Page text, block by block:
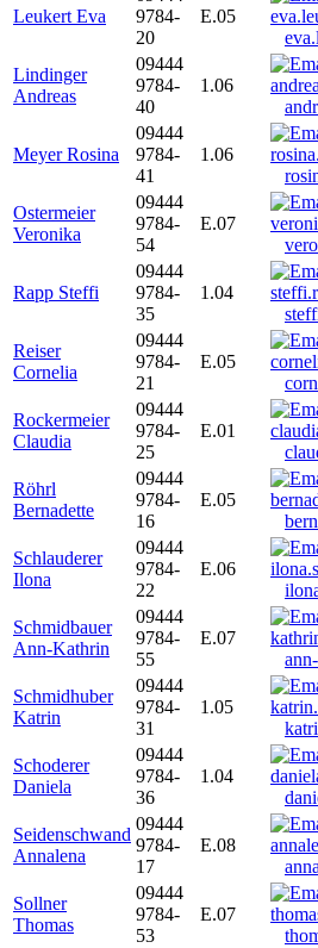
Leukert Eva
9784-
20
E.05
Lindinger
Andreas
09444
9784-
40
1.06
Meyer Rosina
09444
9784-
41
1.06
Ostermeier
Veronika
09444
9784-
54
E.07
Rapp Steffi
09444
9784-
35
1.04
Reiser
Cornelia
09444
9784-
21
E.05
Rockermeier
Claudia
09444
9784-
25
E.01
Röhrl
Bernadette
09444
9784-
16
E.05
Schlauderer
Ilona
09444
9784-
22
E.06
Schmidbauer
Ann-Kathrin
09444
9784-
55
E.07
Schmidhuber
Katrin
09444
9784-
31
1.05
Schoderer
Daniela
09444
9784-
36
1.04
Seidenschwand
Annalena
09444
9784-
17
E.08
Sollner
Thomas
09444
9784-
53
E.07